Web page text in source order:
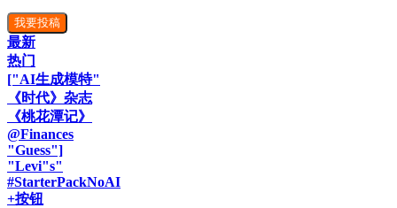
我要投稿
最新
热门
["AI生成模特"
《时代》杂志
《桃花潭记》
@Finances
"Guess"]
"Levi"s"
#StarterPackNoAI
+按钮